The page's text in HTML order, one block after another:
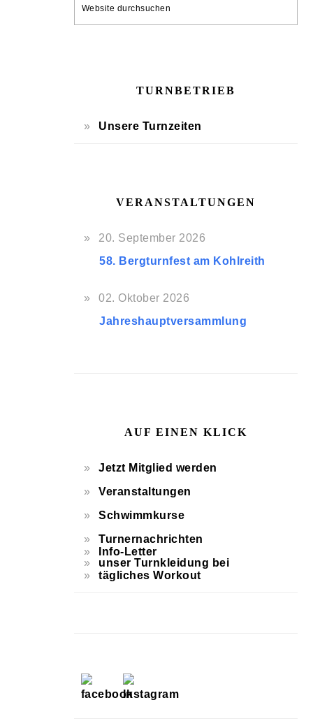
Website
durchsuchen
TURNBETRIEB
Unsere Turnzeiten
VERANSTALTUNGEN
20. September 2026
58. Bergturnfest am Kohlreith
02. Oktober 2026
Jahreshauptversammlung
AUF EINEN KLICK
Jetzt Mitglied werden
Veranstaltungen
Schwimmkurse
Turnernachrichten
unser Turnkleidung bei
Info-Letter
tägliches Workout